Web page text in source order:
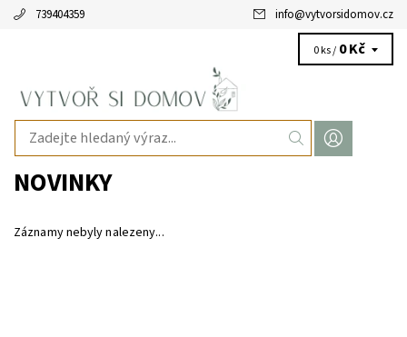
739404359 info@vytvorsidomov.cz
0 ks / 0 Kč
NOVINKY
Záznamy nebyly nalezeny...